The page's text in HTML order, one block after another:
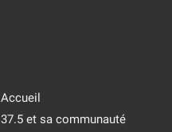
Accueil
37.5 et sa communauté